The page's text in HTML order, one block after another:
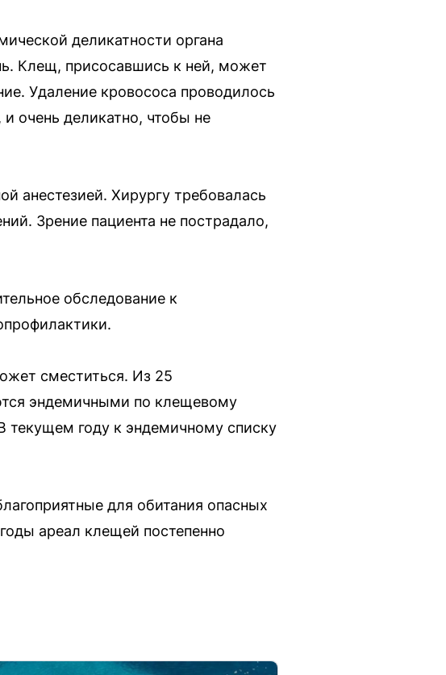
деликатности органа
Клещ, присосавшись к ней, может
Удаление кровососа проводилось
очень деликатно, чтобы не
анестезией. Хирургу требовалась
Зрение пациента не пострадало,
обследование к
сместиться. Из 25
эндемичными по клещевому
текущем году к эндемичному списку
для обитания опасных
ареал клещей постепенно